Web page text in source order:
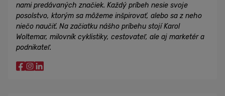
nami predávaných značiek. Každý príbeh nesie svoje
posolstvo, ktorým sa môžeme inšpirovať, alebo sa z neho
niečo naučiť. Na začiatku nášho príbehu stojí Karol
Woltemar, milovník cyklistiky, cestovateľ, ale aj marketér a
podnikateľ.